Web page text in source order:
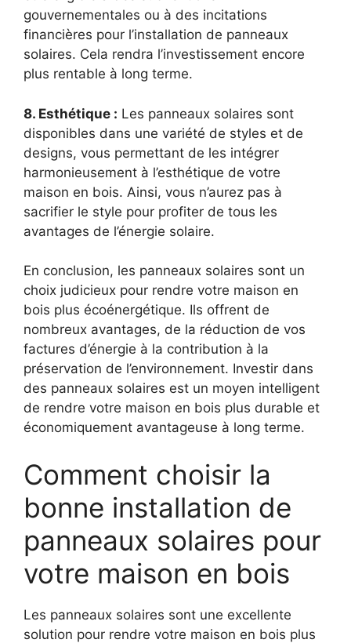
gouvernementales ou à des incitations
financières pour l’installation de panneaux
solaires. Cela rendra l’investissement encore
plus rentable à ‌long terme.
8. Esthétique : Les panneaux solaires sont
disponibles dans une​ variété de styles et de
designs,‌ vous‌ permettant de les intégrer
⁤harmonieusement à ⁤l’esthétique ⁣de votre⁤
maison en bois. Ainsi, vous n’aurez pas à
sacrifier le ⁢style pour profiter⁢ de tous les
avantages de l’énergie solaire.
En conclusion, les panneaux ⁢solaires sont un
choix judicieux pour rendre votre maison en
bois plus écoénergétique. Ils offrent de
nombreux avantages,‍ de la réduction de vos
factures d’énergie à la contribution à la
préservation de l’environnement. Investir dans
des panneaux solaires est ‌un moyen intelligent
de rendre votre maison en bois plus durable et
‌économiquement avantageuse à long terme.
Comment choisir la
bonne installation de
panneaux solaires pour
⁢votre maison en bois
Les panneaux solaires sont une⁢ excellente
solution pour rendre votre maison en bois plus